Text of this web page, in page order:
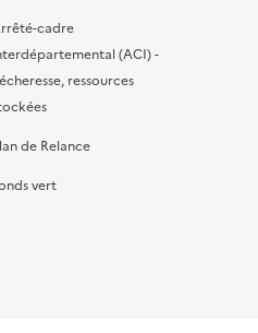
cadre
(ACI) -
ressources
de Relance
vert